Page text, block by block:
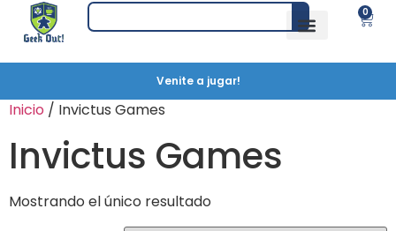
0
Venite a jugar!
Inicio / Invictus Games
Invictus Games
Mostrando el único resultado